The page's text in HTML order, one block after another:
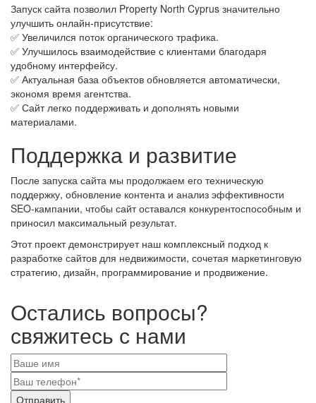
Запуск сайта позволил Property North Cyprus значительно
улучшить онлайн-присутствие:
✅ Увеличился поток органического трафика.
✅ Улучшилось взаимодействие с клиентами благодаря
удобному интерфейсу.
✅ Актуальная база объектов обновляется автоматически,
экономя время агентства.
✅ Сайт легко поддерживать и дополнять новыми
материалами.
Поддержка и развитие
После запуска сайта мы продолжаем его техническую
поддержку, обновление контента и анализ эффективности
SEO-кампании, чтобы сайт оставался конкурентоспособным и
приносил максимальный результат.
Этот проект демонстрирует наш комплексный подход к
разработке сайтов для недвижимости, сочетая маркетинговую
стратегию, дизайн, программирование и продвижение.
Остались вопросы?
свяжитесь с нами